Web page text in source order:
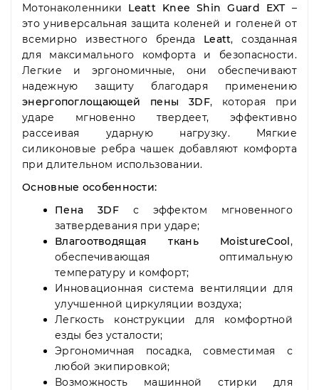
19:00
Вс
-
выходной
Мотонаколенники Leatt Knee Shin Guard EXT–
это универсальная защита коленей и голеней от
всемирно известного бренда Leatt, созданная
для максимального комфорта и безопасности.
Легкие и эргономичные, они обеспечивают
надежную защиту благодаря применению
энергопоглощающей пены 3DF, которая при
ударе мгновенно твердеет, эффективно
рассеивая ударную нагрузку. Мягкие
силиконовые ребра чашек добавляют комфорта
при длительном использовании.
Основные особенности:
Пена 3DFс эффектом мгновенного
затвердевания при ударе;
Влагоотводящая ткань MoistureCool,
обеспечивающая оптимальную
температуру и комфорт;
Инновационная система вентиляции для
улучшенной циркуляции воздуха;
Легкость конструкции для комфортной
езды без усталости;
Эргономичная посадка, совместимая с
любой экипировкой;
Возможность машинной стирки для